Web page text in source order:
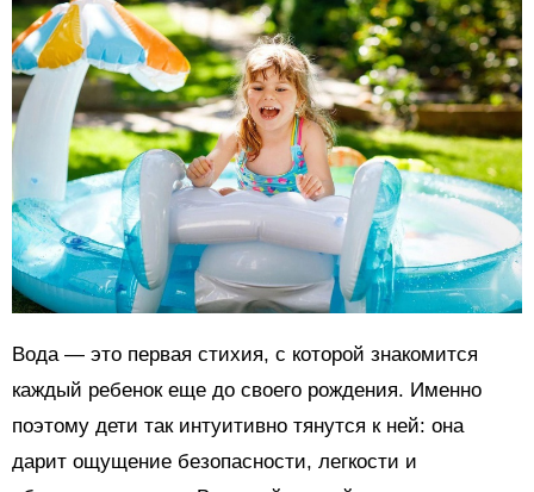
Вода — это первая стихия, с которой знакомится
каждый ребенок еще до своего рождения. Именно
поэтому дети так интуитивно тянутся к ней: она
дарит ощущение безопасности, легкости и